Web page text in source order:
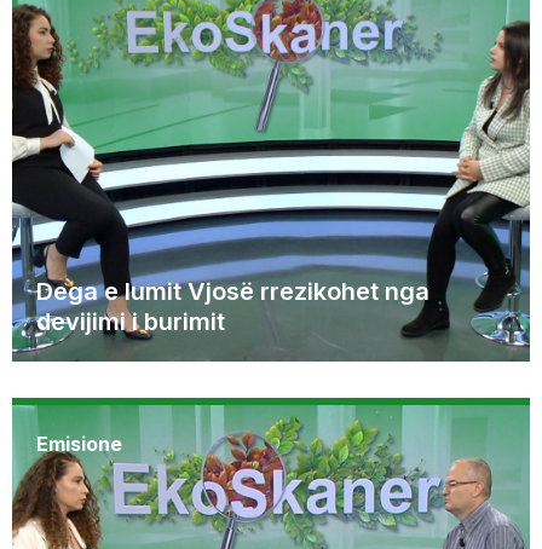
Dega e lumit Vjosë rrezikohet nga
devijimi i burimit
Emisione